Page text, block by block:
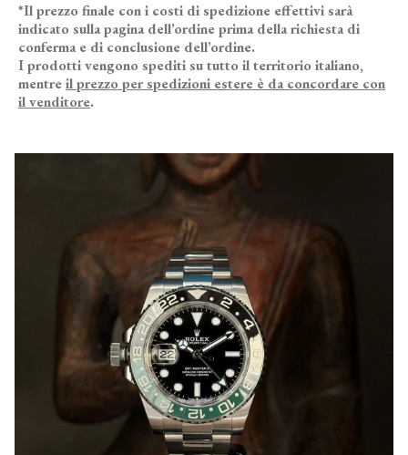
*Il prezzo finale con i costi di spedizione effettivi sarà
indicato sulla pagina dell’ordine prima della richiesta di
conferma e di conclusione dell’ordine.
I prodotti vengono spediti su tutto il territorio italiano,
mentre il prezzo per spedizioni estere è da concordare con
il venditore.